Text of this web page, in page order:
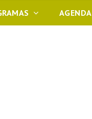
AGENDA